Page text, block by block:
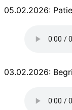
05.02.2026:
03.02.2026: